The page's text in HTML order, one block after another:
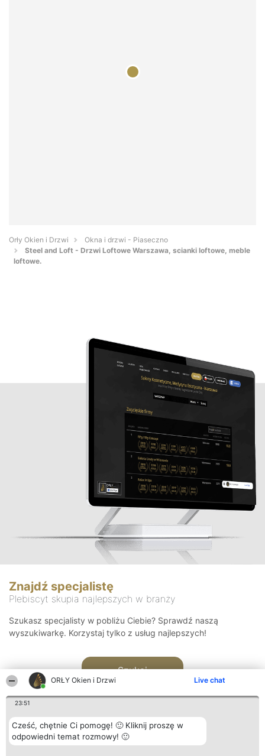
ORŁY Okien i Drzwi Live chat
23:51
Cześć, chętnie Ci pomogę! 🙂 Kliknij proszę w
odpowiedni temat rozmowy! 🙂
Orły Okien i Drzwi
Okna i drzwi - Piaseczno
Steel and Loft - Drzwi Loftowe Warszawa, scianki loftowe, meble
loftowe.
Znajdź specjalistę
Plebiscyt skupia najlepszych w branży
Szukasz specjalisty w pobliżu Ciebie? Sprawdź naszą
wyszukiwarkę. Korzystaj tylko z usług najlepszych!
Szukaj